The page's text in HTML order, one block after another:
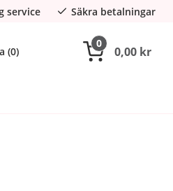
service Säkra betalningar
(0)
0
0,00 kr